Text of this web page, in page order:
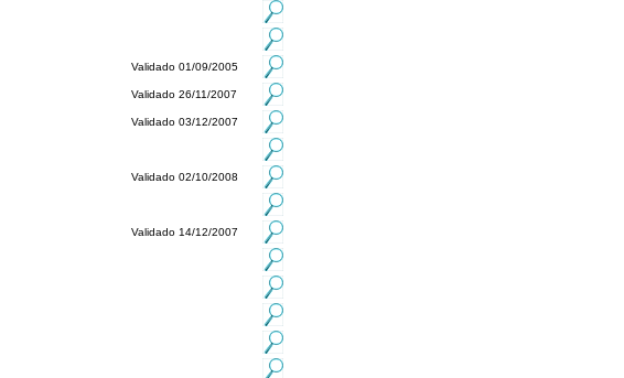
Validado 01/09/2005
Validado 26/11/2007
Validado 03/12/2007
Validado 02/10/2008
Validado 14/12/2007